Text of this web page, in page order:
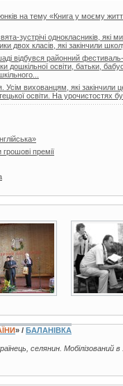
на тему «Книга у моєму
зустрічі однокласників, які
двох класів, які закінчили
відбувся районний
дошкільної освіти, батьки,
Усім вихованцям, які
освіти. На урочистостях
премії
» / БАЛАНІВКА
селянин.